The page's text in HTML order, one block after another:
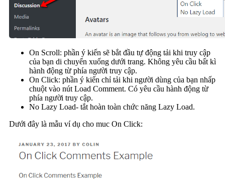
On Scroll: phần ý kiến sẽ bắt đầu tự động tải khi truy cập
của bạn di chuyển xuống dưới trang. Không yêu cầu bất kì
hành động từ phía người truy cập.
On Click: phần ý kiến chỉ tải khi người dùng của bạn nhấp
chuột vào nút Load Comment. Có yêu cầu hành động từ
phía người truy cập.
No Lazy Load- tắt hoàn toàn chức năng Lazy Load.
Dưới đây là mẫu ví dụ cho muc On Click: